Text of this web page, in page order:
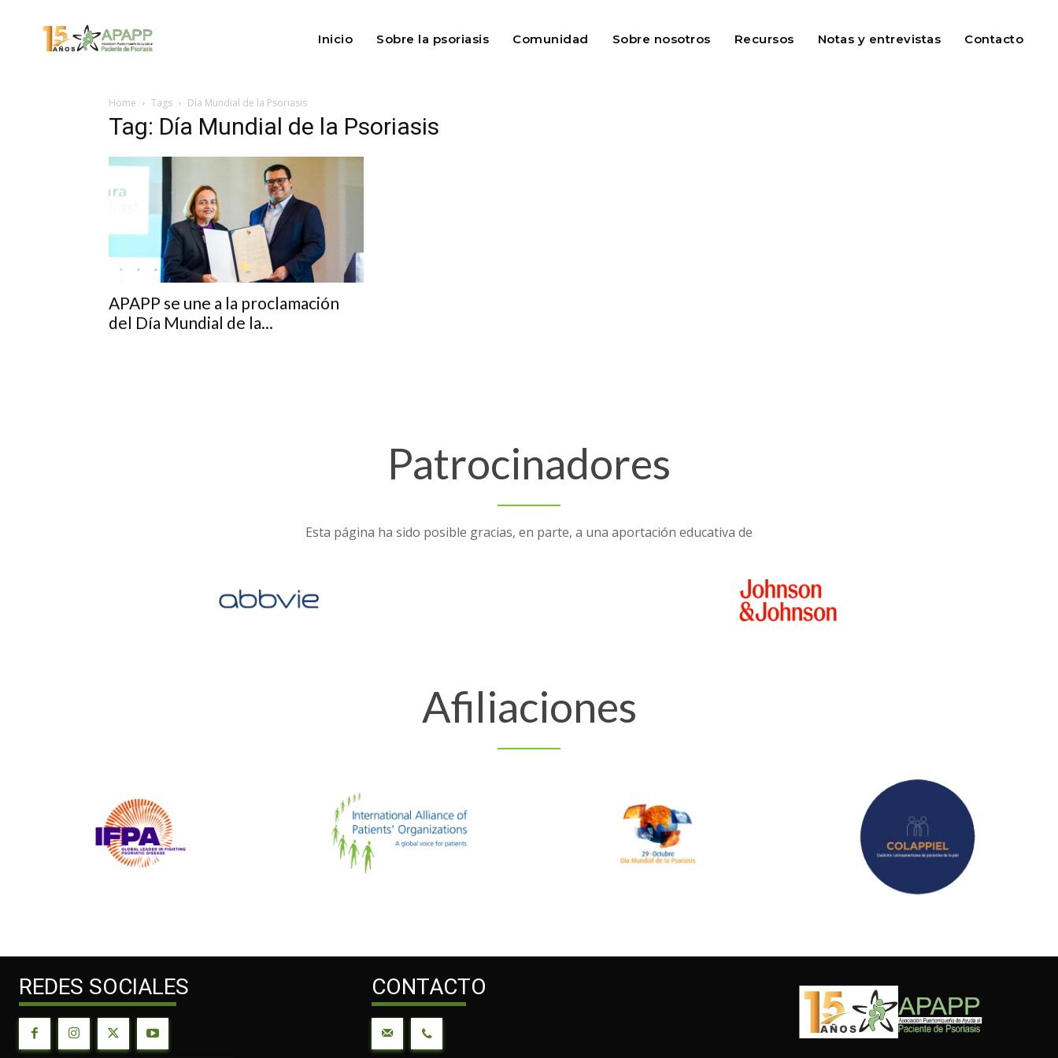
Inicio Sobre la psoriasis Comunidad Sobre nosotros Recursos Notas y entrevistas Contacto
Home Tags Día Mundial de la Psoriasis
Tag: Día Mundial de la Psoriasis
APAPP se une a la proclamación
del Día Mundial de la...
Patrocinadores
Esta página ha sido posible gracias, en parte, a una aportación educativa de
Afiliaciones
REDES SOCIALES CONTACTO